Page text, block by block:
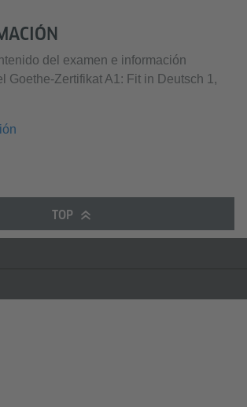
del examen e información
Goethe-Zertifikat A1: Fit in Deutsch 1,
TOP